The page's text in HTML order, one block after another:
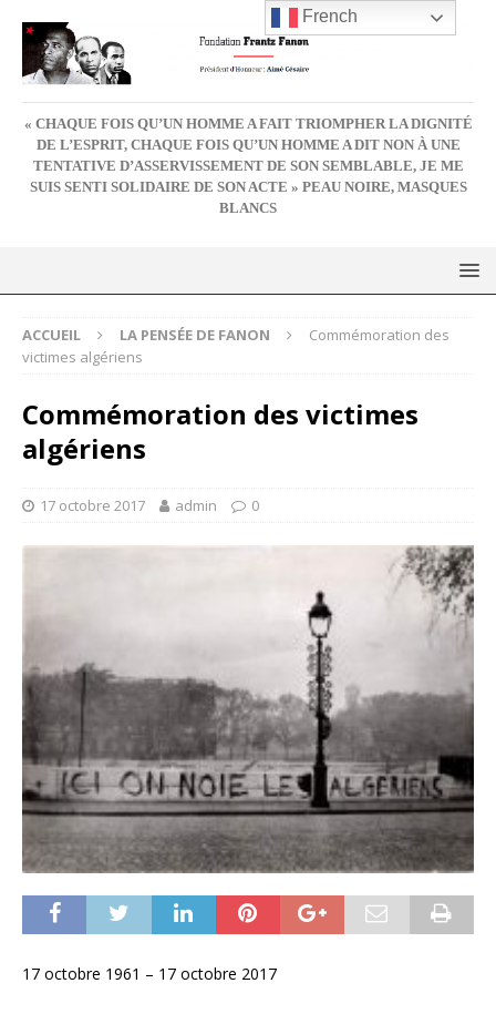
« CHAQUE FOIS QU’UN HOMME A FAIT TRIOMPHER LA DIGNITÉ
DE L’ESPRIT, CHAQUE FOIS QU’UN HOMME A DIT NON À UNE
TENTATIVE D’ASSERVISSEMENT DE SON SEMBLABLE, JE ME
SUIS SENTI SOLIDAIRE DE SON ACTE » PEAU NOIRE, MASQUES
BLANCS
ACCUEIL LA PENSÉE DE FANON
Commémoration des
victimes algériens
Commémoration des victimes
algériens
17 octobre 2017 admin 0
17 octobre 1961 – 17 octobre 2017
French